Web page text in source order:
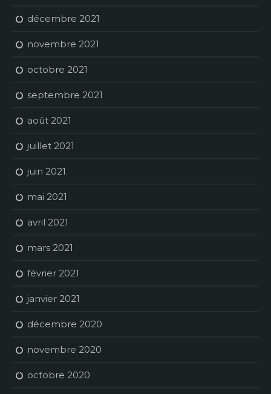
décembre 2021
novembre 2021
octobre 2021
septembre 2021
août 2021
juillet 2021
juin 2021
mai 2021
avril 2021
mars 2021
février 2021
janvier 2021
décembre 2020
novembre 2020
octobre 2020